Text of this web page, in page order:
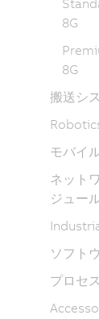
8G
8G
搬送シ
モバイ
ネット
ジュー
ソフト
プロセ